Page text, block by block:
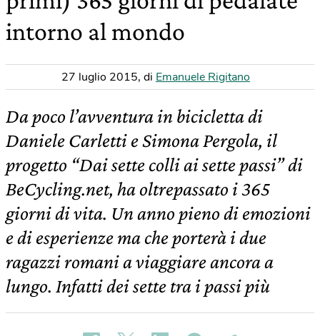
intorno al mondo
27 luglio 2015, di Emanuele Rigitano
Da poco l’avventura in bicicletta di
Daniele Carletti e Simona Pergola, il
progetto “Dai sette colli ai sette passi” di
BeCycling.net, ha oltrepassato i 365
giorni di vita. Un anno pieno di emozioni
e di esperienze ma che porterà i due
ragazzi romani a viaggiare ancora a
lungo. Infatti dei sette tra i passi più